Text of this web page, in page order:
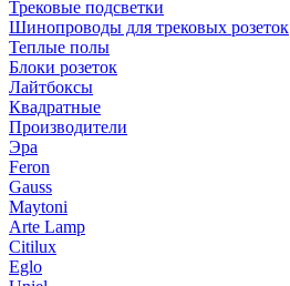
Трековые подсветки
Шинопроводы для трековых розеток
Теплые полы
Блоки розеток
Лайтбоксы
Квадратные
Производители
Эра
Feron
Gauss
Maytoni
Arte Lamp
Citilux
Eglo